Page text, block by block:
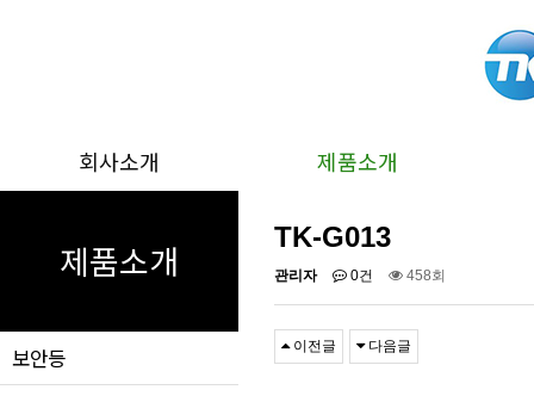
회사소개 제품소개
제품소개
보안등
TK-G013
관리자 0건 458회
이전글 다음글